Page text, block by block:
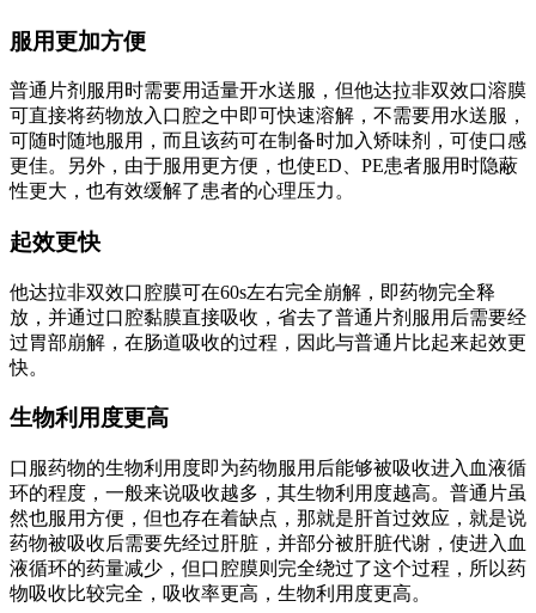
服用更加方便
普通片剂服用时需要用适量开水送服，但他达拉非双效口溶膜
可直接将药物放入口腔之中即可快速溶解，不需要用水送服，
可随时随地服用，而且该药可在制备时加入矫味剂，可使口感
更佳。另外，由于服用更方便，也使ED、PE患者服用时隐蔽
性更大，也有效缓解了患者的心理压力。
起效更快
他达拉非双效口腔膜可在60s左右完全崩解，即药物完全释
放，并通过口腔黏膜直接吸收，省去了普通片剂服用后需要经
过胃部崩解，在肠道吸收的过程，因此与普通片比起来起效更
快。
生物利用度更高
口服药物的生物利用度即为药物服用后能够被吸收进入血液循
环的程度，一般来说吸收越多，其生物利用度越高。普通片虽
然也服用方便，但也存在着缺点，那就是肝首过效应，就是说
药物被吸收后需要先经过肝脏，并部分被肝脏代谢，使进入血
液循环的药量减少，但口腔膜则完全绕过了这个过程，所以药
物吸收比较完全，吸收率更高，生物利用度更高。